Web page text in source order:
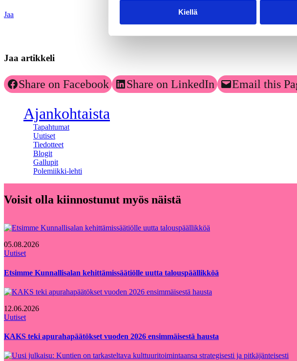
Kiellä
Jaa
Jaa artikkeli
Share on Facebook Share on LinkedIn Email this
Ajankohtaista
Tapahtumat
Uutiset
Tiedotteet
Blogit
Gallupit
Polemiikki-lehti
Voisit olla kiinnostunut myös näistä
05.08.2026
Uutiset
Etsimme Kunnallisalan kehittämissäätiölle uutta talouspäällikköä
12.06.2026
Uutiset
KAKS teki apurahapäätökset vuoden 2026 ensimmäisestä hausta